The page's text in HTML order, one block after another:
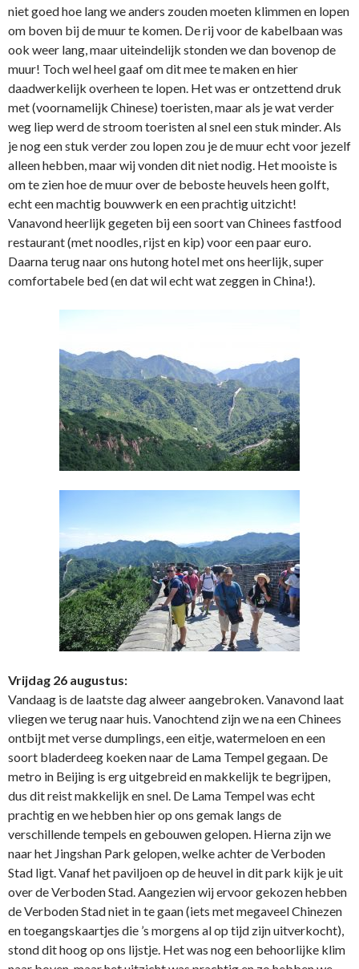
niet goed hoe lang we anders zouden moeten klimmen en lopen
om boven bij de muur te komen. De rij voor de kabelbaan was
ook weer lang, maar uiteindelijk stonden we dan bovenop de
muur! Toch wel heel gaaf om dit mee te maken en hier
daadwerkelijk overheen te lopen. Het was er ontzettend druk
met (voornamelijk Chinese) toeristen, maar als je wat verder
weg liep werd de stroom toeristen al snel een stuk minder. Als
je nog een stuk verder zou lopen zou je de muur echt voor jezelf
alleen hebben, maar wij vonden dit niet nodig. Het mooiste is
om te zien hoe de muur over de beboste heuvels heen golft,
echt een machtig bouwwerk en een prachtig uitzicht!
Vanavond heerlijk gegeten bij een soort van Chinees fastfood
restaurant (met noodles, rijst en kip) voor een paar euro.
Daarna terug naar ons hutong hotel met ons heerlijk, super
comfortabele bed (en dat wil echt wat zeggen in China!).
Vrijdag 26 augustus:
Vandaag is de laatste dag alweer aangebroken. Vanavond laat
vliegen we terug naar huis. Vanochtend zijn we na een Chinees
ontbijt met verse dumplings, een eitje, watermeloen en een
soort bladerdeeg koeken naar de Lama Tempel gegaan. De
metro in Beijing is erg uitgebreid en makkelijk te begrijpen,
dus dit reist makkelijk en snel. De Lama Tempel was echt
prachtig en we hebben hier op ons gemak langs de
verschillende tempels en gebouwen gelopen. Hierna zijn we
naar het Jingshan Park gelopen, welke achter de Verboden
Stad ligt. Vanaf het paviljoen op de heuvel in dit park kijk je uit
over de Verboden Stad. Aangezien wij ervoor gekozen hebben
de Verboden Stad niet in te gaan (iets met megaveel Chinezen
en toegangskaartjes die ’s morgens al op tijd zijn uitverkocht),
stond dit hoog op ons lijstje. Het was nog een behoorlijke klim